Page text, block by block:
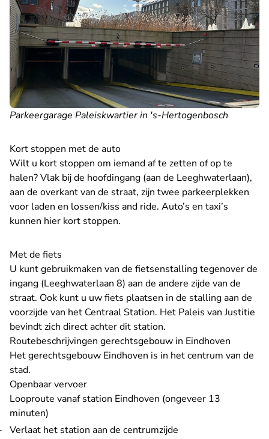
Parkeergarage Paleiskwartier in 's-Hertogenbosch
Kort stoppen met de auto
Wilt u kort stoppen om iemand af te zetten of op te
halen? Vlak bij de hoofdingang (aan de Leeghwaterlaan),
aan de overkant van de straat, zijn twee parkeerplekken
voor laden en lossen/kiss and ride. Auto’s en taxi’s
kunnen hier kort stoppen.
Met de fiets
U kunt gebruikmaken van de fietsenstalling tegenover de
ingang (Leeghwaterlaan 8) aan de andere zijde van de
straat. Ook kunt u uw fiets plaatsen in de stalling aan de
voorzijde van het Centraal Station. Het Paleis van Justitie
bevindt zich direct achter dit station.
Routebeschrijvingen gerechtsgebouw in Eindhoven
Het gerechtsgebouw Eindhoven is in het centrum van de
stad.
Openbaar vervoer
Looproute vanaf station Eindhoven (ongeveer 13
minuten)
Verlaat het station aan de centrumzijde